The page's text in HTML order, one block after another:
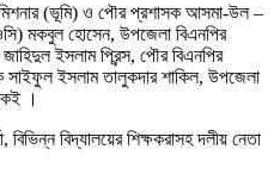
(ভূমি) ও পৌর প্রশাসক আসমা-উল –
মকবুল হোসেন, উপজেলা বিএনপির
ইসলাম প্রিন্স, পৌর বিএনপির
সাইফুল ইসলাম তালুকদার শাকিল, উপজেলা
।
বিদ্যালয়ের শিক্ষকরাসহ দলীয় নেতা